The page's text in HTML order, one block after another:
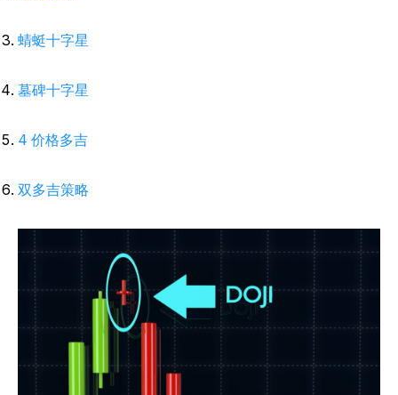
蜻蜓十字星
墓碑十字星
4 价格多吉
双多吉策略